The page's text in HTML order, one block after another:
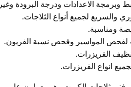
وبرمجة الاعدادات ودرجة البرودة
والسريع لجميع أنواع الثلاجات.
ومناسبة.
لفحص المواسير وفحص نسبة الفريون.
الفريزرات.
انواع الفريزرات.